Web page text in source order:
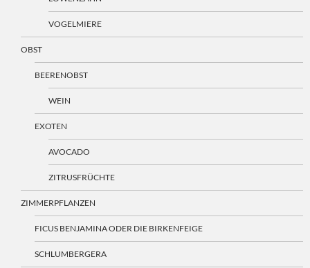
VOGELMIERE
OBST
BEERENOBST
WEIN
EXOTEN
AVOCADO
ZITRUSFRÜCHTE
ZIMMERPFLANZEN
FICUS BENJAMINA ODER DIE BIRKENFEIGE
SCHLUMBERGERA